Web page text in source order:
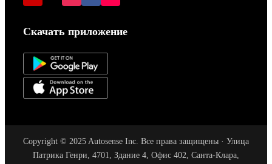
Скачать приложение
Copyright © 2025 Autosense Inc. Все права защищены · Улица
Патрика Генри, 4701, Здание 4, Офис 402, Санта-Клара,